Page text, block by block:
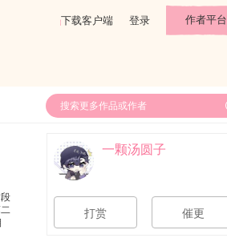
下载客户端 登录 作者平台
一颗汤圆子
打赏 催更